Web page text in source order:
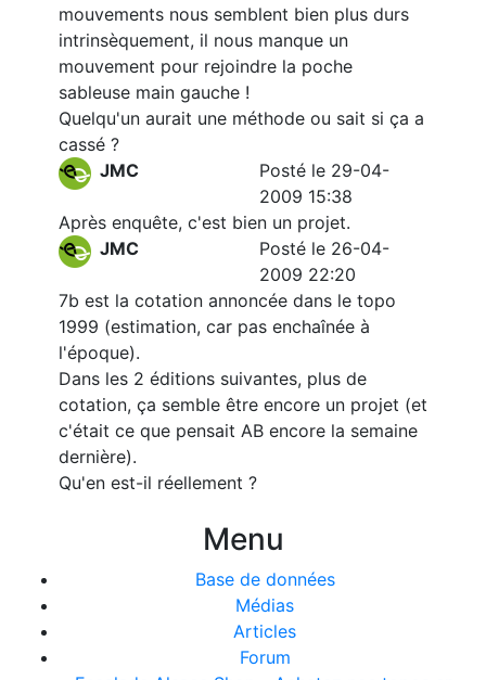
mouvements nous semblent bien plus durs
intrinsèquement, il nous manque un
mouvement pour rejoindre la poche
sableuse main gauche !
Quelqu'un aurait une méthode ou sait si ça a
cassé ?
JMC
Posté le 29-04-
2009 15:38
Après enquête, c'est bien un projet.
JMC
Posté le 26-04-
2009 22:20
7b est la cotation annoncée dans le topo
1999 (estimation, car pas enchaînée à
l'époque).
Dans les 2 éditions suivantes, plus de
cotation, ça semble être encore un projet (et
c'était ce que pensait AB encore la semaine
dernière).
Qu'en est-il réellement ?
Menu
Base de données
Médias
Articles
Forum